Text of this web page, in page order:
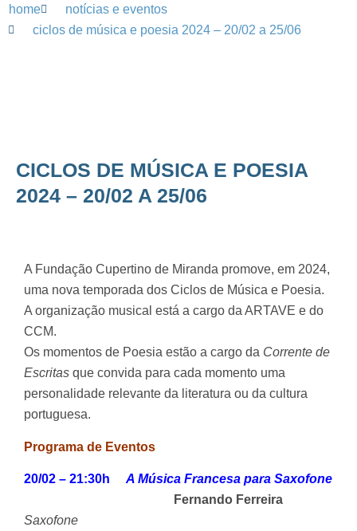
home
notícias e eventos
ciclos de música e poesia 2024 – 20/02 a 25/06
CICLOS DE MÚSICA E POESIA
2024 – 20/02 A 25/06
A Fundação Cupertino de Miranda promove, em 2024,
uma nova temporada dos Ciclos de Música e Poesia.
A organização musical está a cargo da ARTAVE e do
CCM.
Os momentos de Poesia estão a cargo da Corrente de
Escritas que convida para cada momento uma
personalidade relevante da literatura ou da cultura
portuguesa.
Programa de Eventos
20/02 – 21:30h A Música Francesa para Saxofone
Fernando Ferreira
Saxofone